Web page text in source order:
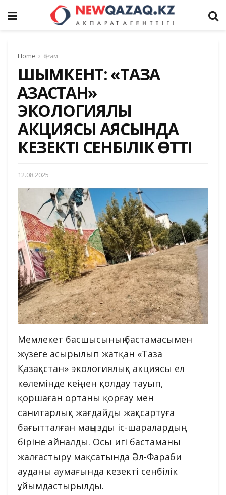
Home Қоғам
ШЫМКЕНТ: «ТАЗА
ҚАЗАҚСТАН»
ЭКОЛОГИЯЛЫҚ
АКЦИЯСЫ АЯСЫНДА
КЕЗЕКТІ СЕНБІЛІК ӨТТІ
12.08.2025
Мемлекет басшысының бастамасымен
жүзеге асырылып жатқан «Таза
Қазақстан» экологиялық акциясы ел
көлемінде кеңінен қолдау тауып,
қоршаған ортаны қорғау мен
санитарлық жағдайды жақсартуға
бағытталған маңызды іс-шаралардың
біріне айналды. Осы игі бастаманы
жалғастыру мақсатында Әл-Фараби
ауданы аумағында кезекті сенбілік
ұйымдастырылды.